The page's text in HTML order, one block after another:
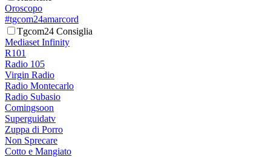
Oroscopo
#tgcom24amarcord
Tgcom24 Consiglia
Mediaset Infinity
R101
Radio 105
Virgin Radio
Radio Montecarlo
Radio Subasio
Comingsoon
Superguidatv
Zuppa di Porro
Non Sprecare
Cotto e Mangiato